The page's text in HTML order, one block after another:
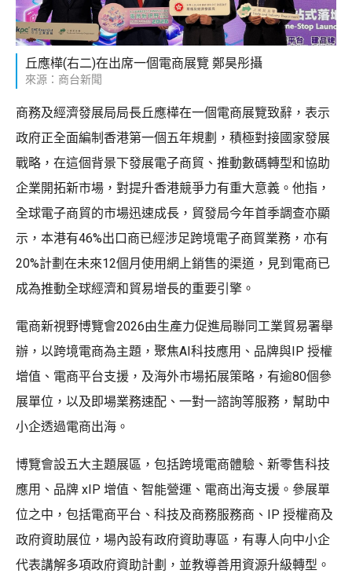
丘應樺(右二)在出席一個電商展覽 鄭昊彤攝
來源：商台新聞
商務及經濟發展局局長丘應樺在一個電商展覽致辭，表示
政府正全面編制香港第一個五年規劃，積極對接國家發展
戰略，在這個背景下發展電子商貿、推動數碼轉型和協助
企業開拓新市場，對提升香港競爭力有重大意義。他指，
全球電子商貿的市場迅速成長，貿發局今年首季調查亦顯
示，本港有46%出口商已經涉足跨境電子商貿業務，亦有
20%計劃在未來12個月使用網上銷售的渠道，見到電商已
成為推動全球經濟和貿易增長的重要引擎。
電商新視野博覽會2026由生產力促進局聯同工業貿易署舉
辦，以跨境電商為主題，聚焦AI科技應用、品牌與IP 授權
增值、電商平台支援，及海外市場拓展策略，有逾80個參
展單位，以及即場業務速配、一對一諮詢等服務，幫助中
小企透過電商出海。
博覽會設五大主題展區，包括跨境電商體驗、新零售科技
應用、品牌 xIP 增值、智能營運、電商出海支援。參展單
位之中，包括電商平台、科技及商務服務商、IP 授權商及
政府資助展位，場內設有政府資助專區，有專人向中小企
代表講解多項政府資助計劃，並教導善用資源升級轉型。